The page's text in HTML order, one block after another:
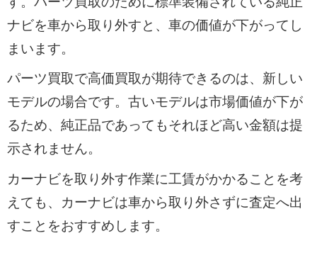
ナビを車から取り外すと、車の価値が下がってし
まいます。
パーツ買取で高価買取が期待できるのは、新しい
モデルの場合です。古いモデルは市場価値が下が
るため、純正品であってもそれほど高い金額は提
示されません。
カーナビを取り外す作業に工賃がかかることを考
えても、カーナビは車から取り外さずに査定へ出
すことをおすすめします。